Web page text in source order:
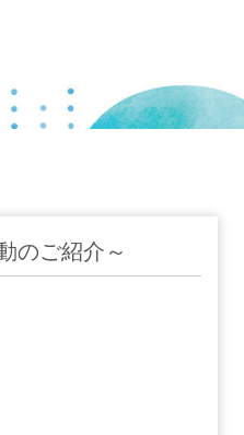
のご紹介～